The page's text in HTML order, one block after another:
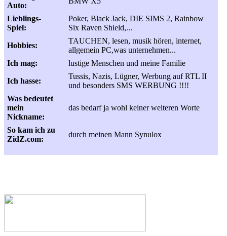
Auto:
Lieblings-
Spiel:
Poker, Black Jack, DIE SIMS 2, Rainbow
Six Raven Shield,...
Hobbies:
TAUCHEN, lesen, musik hören, internet,
allgemein PC,was unternehmen...
Ich mag:
lustige Menschen und meine Familie
Ich hasse:
Tussis, Nazis, Lügner, Werbung auf RTL II
und besonders SMS WERBUNG !!!!
Was bedeutet
mein
Nickname:
das bedarf ja wohl keiner weiteren Worte
So kam ich zu
ZidZ.com:
durch meinen Mann Synulox